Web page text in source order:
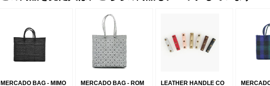
MERCADO BAG - MIMO
MERCADO BAG - ROM
LEATHER HANDLE CO